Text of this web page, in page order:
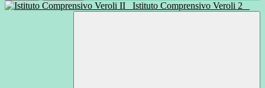
Istituto Comprensivo Veroli 2